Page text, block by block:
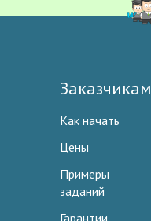
Заказчикам
Как начать
Цены
Примеры
заданий